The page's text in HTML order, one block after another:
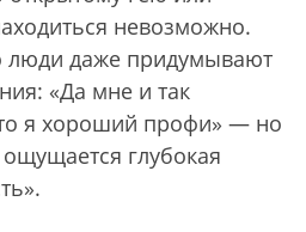
невозможно.
люди даже придумывают
«Да мне и так
я хороший профи» — но
ощущается глубокая